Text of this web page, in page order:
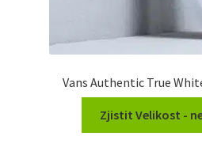
Vans Authentic True
Zjistit Velikost -